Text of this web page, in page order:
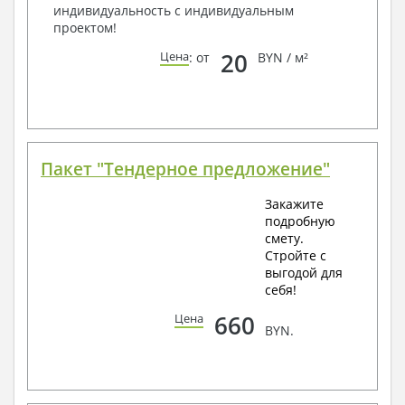
индивидуальность с индивидуальным
проектом!
Цена: от 20 BYN / м²
Пакет "Тендерное предложение"
Закажите
подробную
смету.
Стройте с
выгодой для
себя!
Цена 660 BYN.